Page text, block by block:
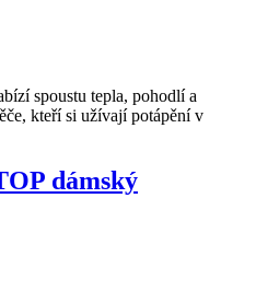
2.0 Scubapro